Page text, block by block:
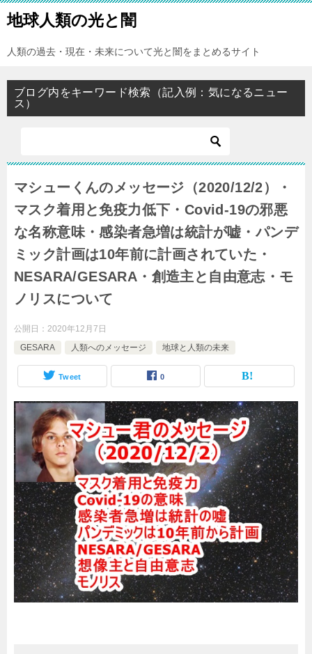
地球人類の光と闇
人類の過去・現在・未来について光と闇をまとめるサイト
ブログ内をキーワード検索（記入例：気になるニュー
ス）
マシューくんのメッセージ（2020/12/2）・
マスク着用と免疫力低下・Covid-19の邪悪
な名称意味・感染者急増は統計が嘘・パンデ
ミック計画は10年前に計画されていた・
NESARA/GESARA・創造主と自由意志・モ
ノリスについて
公開日： 2020年12月7日
GESARA
人類へのメッセージ 地球と人類の未来
Tweet 0